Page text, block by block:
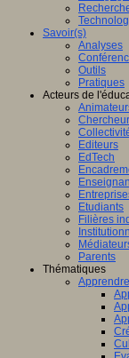
Savoir(s)
Analyses
Outils
Pratiques
Acteurs de
Editeurs
EdTech
Etudiants
Filières
Parents
Thématiques